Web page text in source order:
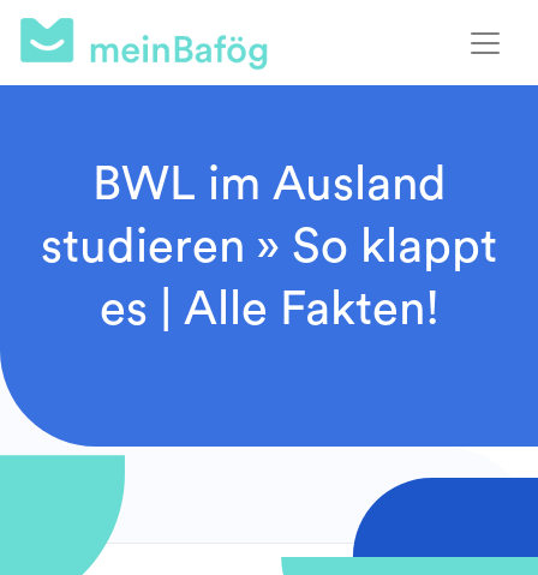
BWL im Ausland
studieren » So klappt
es | Alle Fakten!